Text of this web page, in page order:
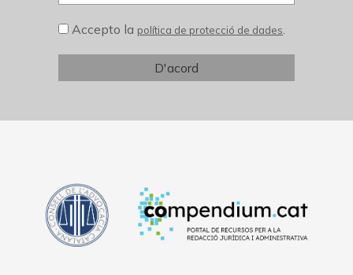
Accepto la política de protecció de dades.